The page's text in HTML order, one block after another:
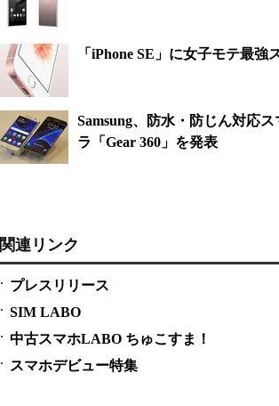
「iPhone SE」に女子モテ最強
Samsung、防水・防じん対応
ラ「Gear 360」を発表
関連リンク
プレスリリース
SIM LABO
中古スマホLABO ちゅこすま！
スマホデビュー特集